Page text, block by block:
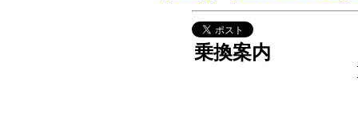
乗換案内